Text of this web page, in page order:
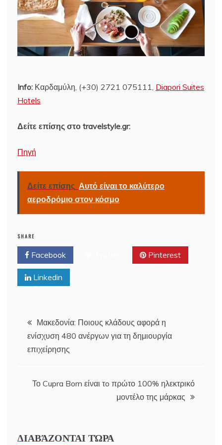
Info: Καρδαμύλη, (+30) 2721 075111, Diapori Suites
Hotels
Δείτε επίσης στο travelstyle.gr:
Πηγή
Δείτε επίσης Αυτό είναι το καλύτερο
αεροδρόμιο στον κόσμο
SHARE
Facebook Pinterest
Linkedin
Post
navigation
Μακεδονία: Ποιους κλάδους αφορά η
ενίσχυση 480 ανέργων για τη δημιουργία
επιχείρησης
Το Cupra Born είναι τo πρώτο 100% ηλεκτρικό
μοντέλο της μάρκας
ΔΙΑΒΆΖΟΝΤΑΙ ΤΏΡΑ